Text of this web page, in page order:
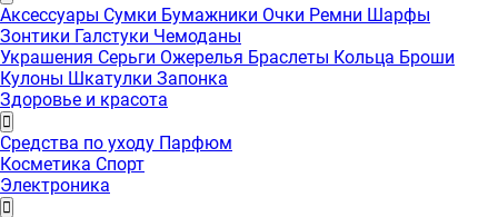
Аксессуары Сумки Бумажники Очки Ремни Шарфы
Зонтики Галстуки Чемоданы
Украшения Серьги Ожерелья Браслеты Кольца Броши
Кулоны Шкатулки Запонка
Здоровье и красота
Средства по уходу Парфюм
Косметика Спорт
Электроника